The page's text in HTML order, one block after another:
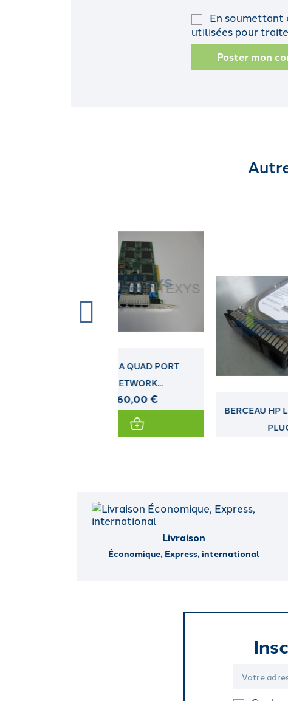
En soumettant
utilisées pour
Poster mon
BERCEAU HP LFF NON HOT
Livraison
Économique, Express, international